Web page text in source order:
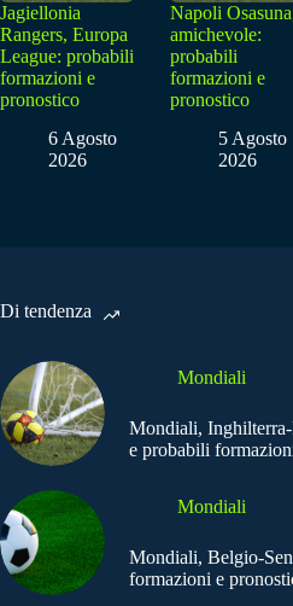
Jagiellonia
Rangers, Europa
League: probabili
formazioni e
pronostico
6 Agosto
2026
Napoli
amichevole:
probabili
formazioni e
pronostico
5 Agosto
2026
Di tendenza
Mondiali
Mondiali,
e probabili
Mondiali
Mondiali, Belgio-
formazioni e